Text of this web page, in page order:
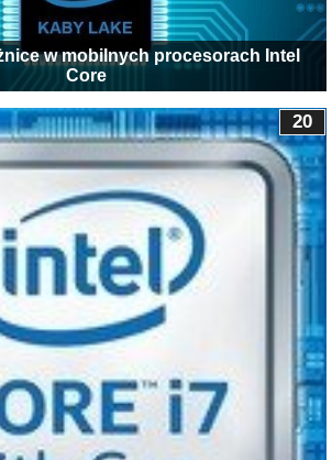
w mobilnych procesorach Intel
Core
20